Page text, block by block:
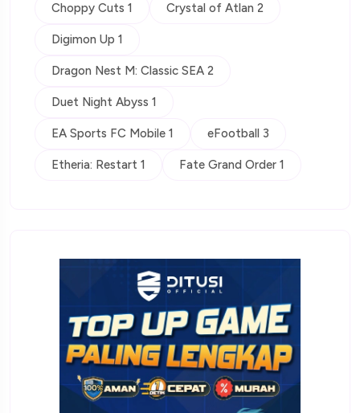
Choppy Cuts 1 Crystal of Atlan 2
Digimon Up 1
Dragon Nest M: Classic SEA 2
Duet Night Abyss 1
EA Sports FC Mobile 1 eFootball 3
Etheria: Restart 1 Fate Grand Order 1